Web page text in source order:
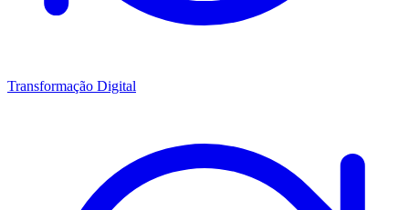
Transformação Digital